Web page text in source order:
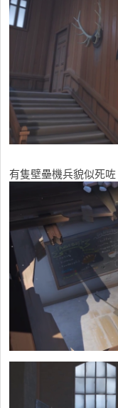
有隻壁壘機兵貌似死咗